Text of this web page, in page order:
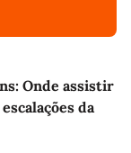
Onde assistir
da